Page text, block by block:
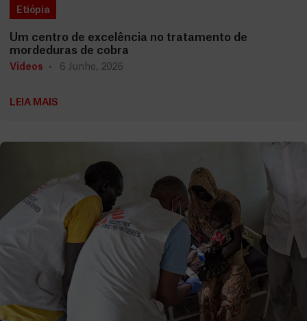
Etiópia
Um centro de excelência no tratamento de
mordeduras de cobra
Vídeos 6 Junho, 2026
LEIA MAIS